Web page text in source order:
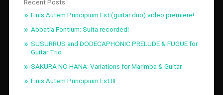
Recent Posts
Finis Autem Principium Est (guitar duo) video premiere!
Abbatia Fontium: Suita recorded!
SUSURRUS and DODECAPHONIC PRELUDE & FUGUE for
Guitar Trio
SAKURA NO HANA: Variations for Marimba & Guitar
Finis Autem Principium Est III